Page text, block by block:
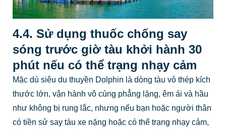
4.4. Sử dụng thuốc chống say
sóng trước giờ tàu khởi hành 30
phút nếu có thể trạng nhạy cảm
Mặc dù siêu du thuyền Dolphin là dòng tàu vỏ thép kích
thước lớn, vận hành vô cùng phẳng lặng, êm ái và hầu
như không bị rung lắc, nhưng nếu bạn hoặc người thân
có tiền sử say tàu xe nặng hoặc có thể trạng nhạy cảm,